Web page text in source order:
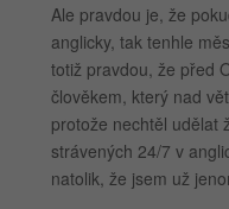
Ale pravdou je, že
anglicky, tak tenhle
totiž pravdou, že před
člověkem, který nad
protože nechtěl udělat
strávených 24/7 v
natolik, že jsem už